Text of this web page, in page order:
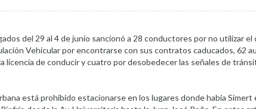
del 29 al 4 de junio sancionó a 28 conductores por no utilizar
Vehicular por encontrarse con sus contratos caducados, 62
de conducir y cuatro por desobedecer las señales de
está prohibido estacionarse en los lugares donde había Simert